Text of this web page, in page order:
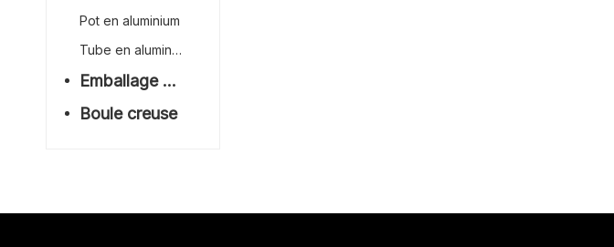
Pot en aluminium
Tube en aluminium
Emballage en bambou
Boule creuse